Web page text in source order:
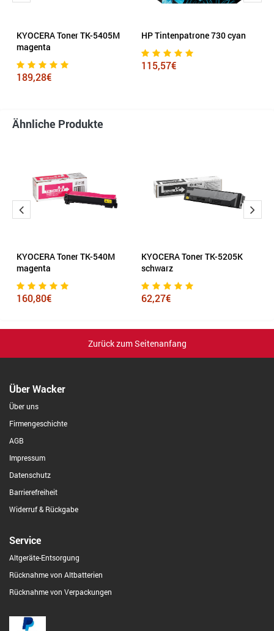
KYOCERA Toner TK-5405M
magenta
189,28€
HP Tintenpatrone 730 cyan
115,57€
Ähnliche Produkte
KYOCERA Toner TK-540M
magenta
160,80€
KYOCERA Toner TK-5205K
schwarz
62,27€
Zurück zum Seitenanfang
Über Wacker
Über uns
Firmengeschichte
AGB
Impressum
Datenschutz
Barrierefreiheit
Widerruf & Rückgabe
Service
Altgeräte-Entsorgung
Rücknahme von Altbatterien
Rücknahme von Verpackungen